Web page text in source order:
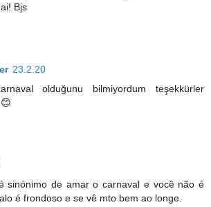
Bjs
23.2.20
olduğunu bilmiyordum teşekkürler
sinónimo de amar o carnaval e você não é
é frondoso e se vê mto bem ao longe.